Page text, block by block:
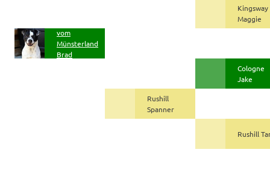
vom
Münsterland
Brad
Rushill
Spanner
Kingsway
Maggie
Cologne
Jake
Rushill